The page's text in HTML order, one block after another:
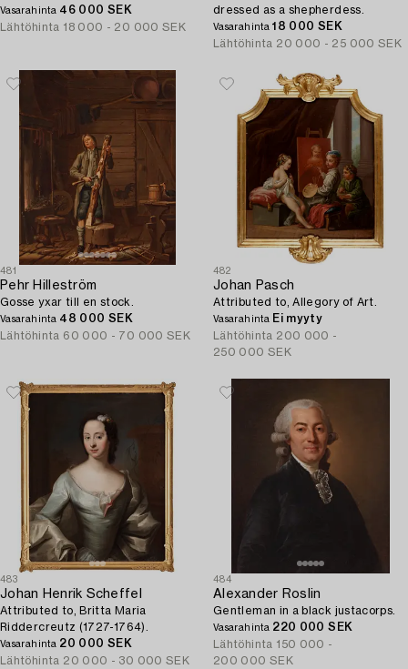
Vasarahinta 46 000 SEK
Lähtöhinta 18 000 - 20 000 SEK
dressed as a shepherdess.
Vasarahinta18 000 SEK
Lähtöhinta 20 000 - 25 000 SEK
481
Pehr Hilleström
Gosse yxar till en stock.
Vasarahinta 48 000 SEK
Lähtöhinta 60 000 - 70 000 SEK
482
Johan Pasch
Attributed to, Allegory of Art.
Vasarahinta Ei myyty
Lähtöhinta 200 000 -
250 000 SEK
483
Johan Henrik Scheffel
Attributed to, Britta Maria
Riddercreutz (1727-1764).
Vasarahinta 20 000 SEK
Lähtöhinta 20 000 - 30 000 SEK
484
Alexander Roslin
Gentleman in a black justacorps.
Vasarahinta 220 000 SEK
Lähtöhinta 150 000 -
200 000 SEK